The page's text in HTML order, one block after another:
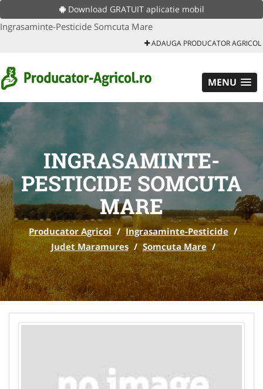
Download GRATUIT aplicatie mobil
Ingrasaminte-Pesticide Somcuta Mare
ADAUGA PRODUCATOR AGRICOL
MENU
INGRASAMINTE-
PESTICIDE SOMCUTA
MARE
Producator Agricol / Ingrasaminte-Pesticide /
Judet Maramures / Somcuta Mare /